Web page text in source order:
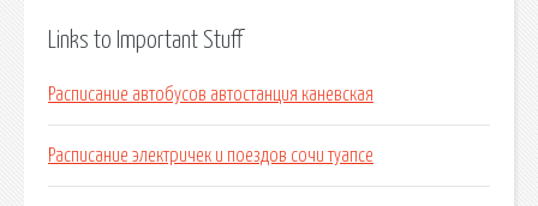
Links to Important Stuff
Расписание автобусов автостанция каневская
Расписание электричек и поездов сочи туапсе